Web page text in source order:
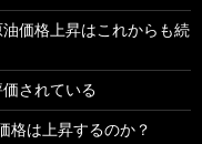
価格上昇はこれからも続
されている
格は上昇するのか？